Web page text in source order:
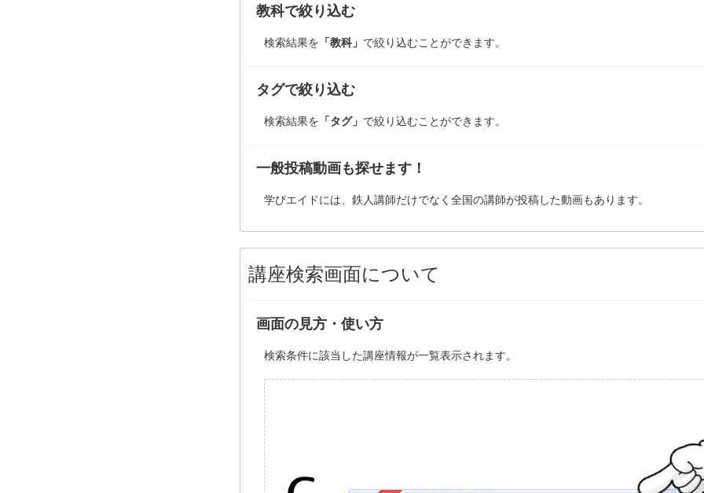
教科で絞り込む
検索結果を 「教科」 で絞り込むことができます。
タグで絞り込む
検索結果を 「タグ」 で絞り込むことができます。
一般投稿動画も探せます！
学びエイドには、鉄人講師だけでなく全国の講師が投稿した動画もあります。
講座検索画面について
画面の見方・使い方
検索条件に該当した講座情報が一覧表示されます。